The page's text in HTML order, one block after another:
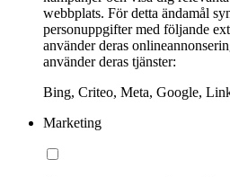
webbplats. För detta ändamål
personuppgifter med följande
använder deras
använder deras tjänster:
Bing, Criteo, Meta, Google,
Marketing